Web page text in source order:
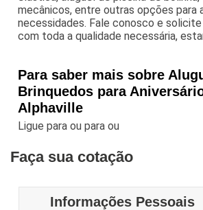
mecânicos, entre outras opções para
necessidades. Fale conosco e
com toda a qualidade necessária,
Para saber mais sobre
Brinquedos para
Alphaville
Ligue paraou paraou
Faça sua cotação
Informações Pessoais